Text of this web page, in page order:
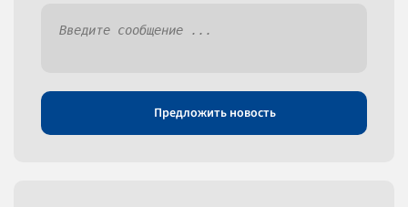
Предложить новость